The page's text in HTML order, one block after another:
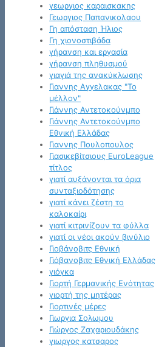
γεωργιος καραισκακης
Γεωργιος Παπανικολαου
Γη απόσταση Ήλιος
Γη χιονοστιβάδα
γήρανση και εργασία
γήρανση πληθυσμού
γιαγιά της ανακύκλωσης
Γιαννης Αγγελακας "Το
μέλλον"
Γιάννης Αντετοκούνμπο
Γιάννης Αντετοκούνμπο
Εθνική Ελλάδας
Γιαννης Πουλοπουλος
Γιασικεβίτσιους EuroLeague
τίτλος
γιατί αυξάνονται τα όρια
συνταξιοδότησης
γιατί κάνει ζέστη το
καλοκαίρι
γιατί κιτρινίζουν τα φύλλα
γιατί οι νέοι ακούν βινύλιο
Γιοβάνοβιτς Εθνική
Γιόβανοβιτς Εθνική Ελλάδας
γιόγκα
Γιορτή Γερμανικής Ενότητας
γιορτή της μητέρας
Γιορτινές μέρες
Γιωργια Σολωμου
Γιώργος Ζαχαριουδάκης
γιωργος κατσαρος